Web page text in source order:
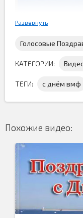
Забавное видео
любимых людей
официальная
военно-морского
Развернуть
Голосовые
КАТЕГОРИИ:
ТЕГИ: с днём вмф
Похожие видео: